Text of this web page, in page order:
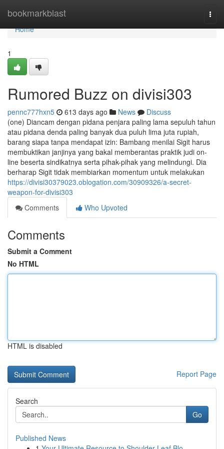
bookmarkblast
Home
Home
1
Rumored Buzz on divisi303
pennc777hxn5 613 days ago News
Discuss
(one) Diancam dengan pidana penjara paling lama sepuluh tahun
atau pidana denda paling banyak dua puluh lima juta rupiah,
barang siapa tanpa mendapat izin: Bambang menilai Sigit harus
membuktikan janjinya yang bakal memberantas praktik judi on-
line beserta sindikatnya serta pihak-pihak yang melindungi. Dia
berharap Sigit tidak membiarkan momentum untuk melakukan
https://divisi30379023.oblogation.com/30909326/a-secret-
weapon-for-divisi303
Comments
Who Upvoted
Comments
Submit a Comment
No HTML
HTML is disabled
Report Page
Search
Go
Published News